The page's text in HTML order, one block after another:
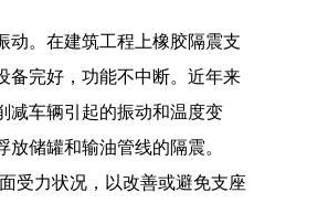
动。在建筑工程上橡胶隔震支
备完好，功能不中断。近年来
减车辆引起的振动和温度变
储罐和输油管线的隔震。
受力状况，以改善或避免支座